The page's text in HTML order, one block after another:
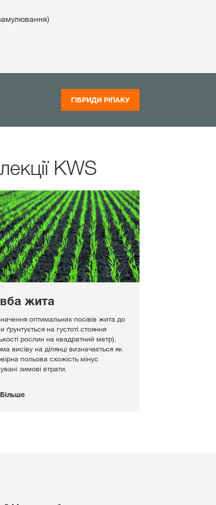
ГІБРИДИ РІПАКУ
KWS
жита
оптимальних посівів жита до
ґрунтується на густоті стояння
рослин на квадратний метр).
висіву на ділянці визначається як
польова схожість мінус
зимові втрати.
Більше